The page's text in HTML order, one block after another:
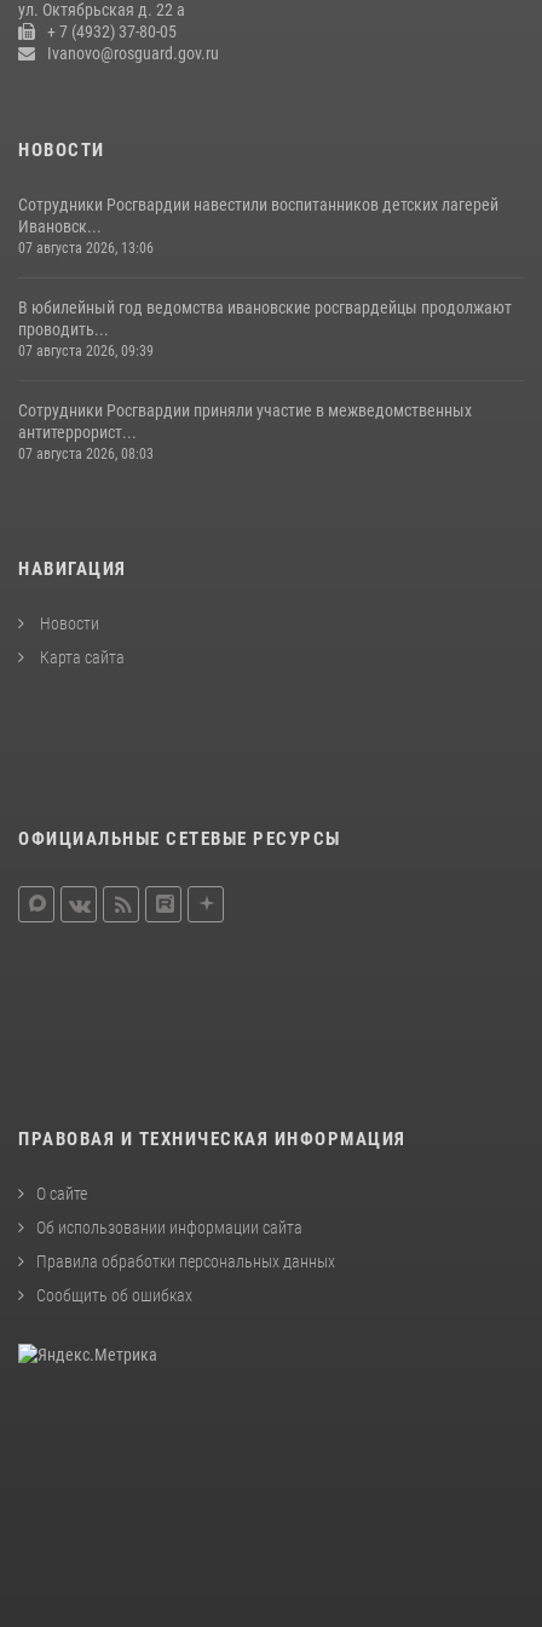
21 июля 2026, 10:02
ул. Октябрьская д. 22 а
+ 7 (4932) 37-80-05
Ivanovo@rosguard.gov.ru
НОВОСТИ
Сотрудники Росгвардии навестили воспитанников детских лагерей
Ивановск...
07 августа 2026, 13:06
В юбилейный год ведомства ивановские росгвардейцы продолжают
проводить...
07 августа 2026, 09:39
Сотрудники Росгвардии приняли участие в межведомственных
антитеррорист...
07 августа 2026, 08:03
НАВИГАЦИЯ
Новости
Карта сайта
ОФИЦИАЛЬНЫЕ СЕТЕВЫЕ РЕСУРСЫ
ПРАВОВАЯ И ТЕХНИЧЕСКАЯ ИНФОРМАЦИЯ
О сайте
Об использовании информации сайта
Правила обработки персональных данных
Сообщить об ошибках